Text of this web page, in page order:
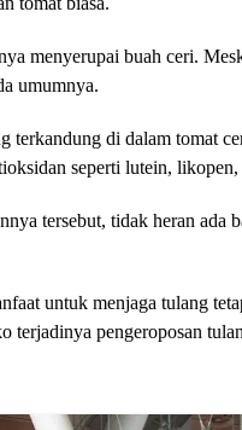
menyerupai buah ceri.
umumnya.
terkandung di dalam tomat
seperti lutein,
tersebut, tidak heran ada
untuk menjaga tulang
terjadinya pengeroposan